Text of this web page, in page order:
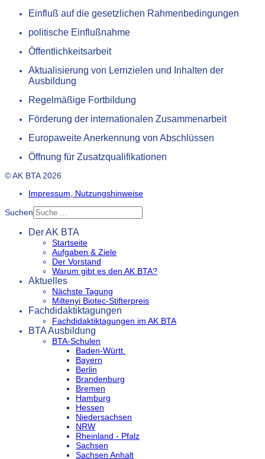
Einfluß auf die gesetzlichen Rahmenbedingungen
politische Einflußnahme
Öffentlichkeitsarbeit
Aktualisierung von Lernzielen und Inhalten der
Ausbildung
Regelmäßige Fortbildung
Förderung der internationalen Zusammenarbeit
Europaweite Anerkennung von Abschlüssen
Öffnung für Zusatzqualifikationen
© AK BTA 2026
Impressum, Nutzungshinweise
Suchen
Der AK BTA
Startseite
Aufgaben & Ziele
Der Vorstand
Warum gibt es den AK BTA?
Aktuelles
Nächste Tagung
Miltenyi Biotec-Stifterpreis
Fachdidaktiktagungen
Fachdidaktiktagungen im AK BTA
BTA Ausbildung
BTA-Schulen
Baden-Württ.
Bayern
Berlin
Brandenburg
Bremen
Hamburg
Hessen
Niedersachsen
NRW
Rheinland - Pfalz
Sachsen
Sachsen Anhalt